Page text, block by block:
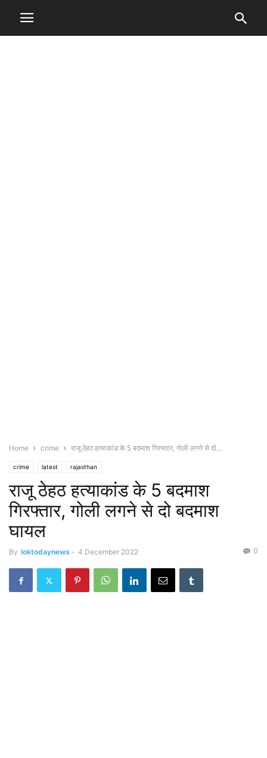
Home crime राजू ठेहठ हत्याकांड के 5 बदमाश गिरफ्तार, गोली लगने से दो...
crime latest rajasthan
राजू ठेहठ हत्याकांड के 5 बदमाश
गिरफ्तार, गोली लगने से दो बदमाश
घायल
By loktodaynews - 4 December 2022 0